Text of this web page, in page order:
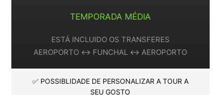
TEMPORADA MÉDIA
ESTÁ INCLUIDO OS TRANSFERES
AEROPORTO ↔️ FUNCHAL ↔️ AEROPORTO
✅ POSSIBLIDADE DE PERSONALIZAR A TOUR A
SEU GOSTO